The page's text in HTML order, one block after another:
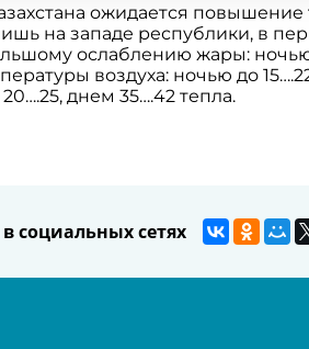
ожидается
на западе республики, в
ослаблению жары:
воздуха: ночью до
днем 35….42 тепла.
социальных сетях